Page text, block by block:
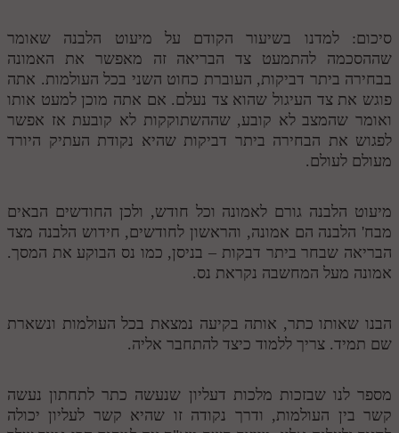
סיכום: למדנו בשיעור הקודם על מיעוט הלבנה שאומר
שההסכמה להתמעט צד הבריאה זה מאפשר את האמונה
בבחירה ביתר דביקות, העוברת כחוט השני בכל העולמות. אתה
פוגש את צד העיגול שהוא צד נעלם. אם אתה מוכן למעט אותו
ואומר שהמצב לא קובע, שההשתוקקות לא קובעת אז אפשר
לפגוש את הבחירה ביתר דביקות שהיא נקודת העתיק היורד
מעולם לעולם.
מיעוט הלבנה גורם לאמונה וכל חודש, ולכן החודשים הבאים
מבח' הלבנה הם אמונה, והראשון לחודשים, חידוש הלבנה מצד
הבריאה שבחר ביתר דבקות – בניסן, כמו נס הבוקע את המסך.
אמונה מעל המחשבה נקראת נס.
הבנו שאותו כתר, אותה בקיעה נמצאת בכל העולמות ונשארת
שם תמיד. צריך ללמוד כיצד להתחבר אליה.
מספר לנו שבזכות מלכות דעליון שנעשה כתר לתחתון נעשה
קשר בין העולמות, ודרך נקודה זו שהיא קשר לעליון יכולה